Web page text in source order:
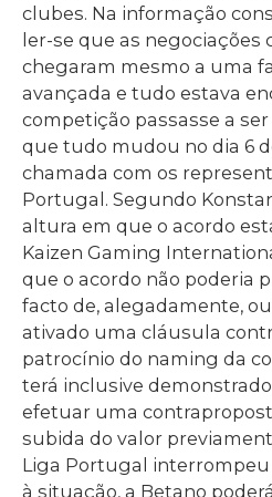
clubes. Na informação
ler-se que as negociações
chegaram mesmo a uma
avançada e tudo estava
competição passasse a ser
que tudo mudou no dia 6
chamada com os
Portugal. Segundo
altura em que o acordo
Kaizen Gaming
que o acordo não poderia
facto de, alegadamente,
ativado uma cláusula
patrocínio do naming da
terá inclusive
efetuar uma
subida do valor
Liga Portugal interrompeu
à situação, a Betano